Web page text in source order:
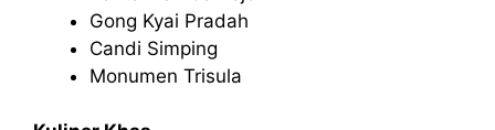
Gong Kyai Pradah
Candi Simping
Monumen Trisula